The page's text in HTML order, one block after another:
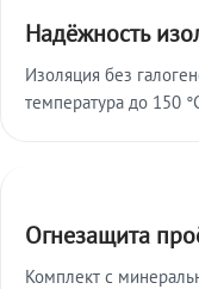
Надёжность
Изоляция без
температура до 150
Огнезащита
Комплект с